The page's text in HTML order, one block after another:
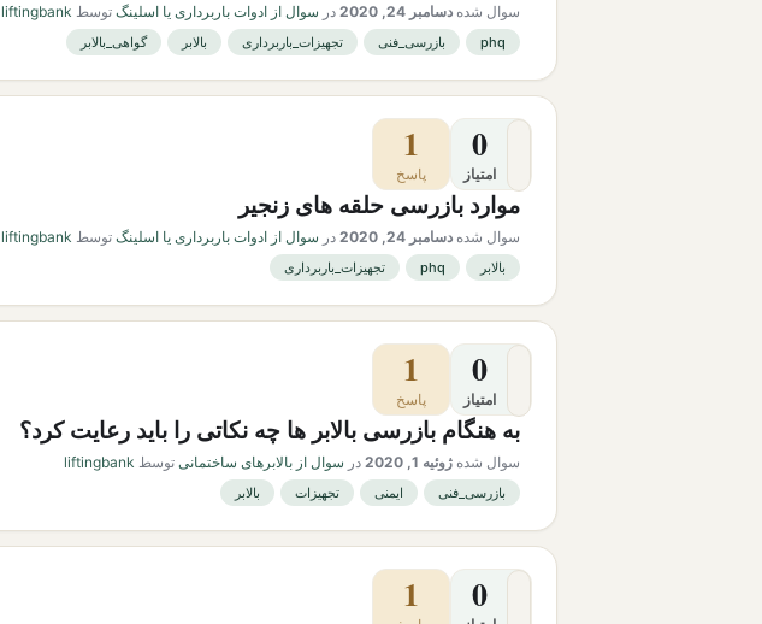
سوال شده دسامبر 24, 2020 در سوال از ادوات باربرداری یا اسلینگ توسط liftingbank
phq بازرسی_فنی تجهیزات_باربرداری بالابر گواهی_بالابر
0
امتیاز
1
پاسخ
موارد بازرسی حلقه های زنجیر
سوال شده دسامبر 24, 2020 در سوال از ادوات باربرداری یا اسلینگ توسط liftingbank
بالابر phq تجهیزات_باربرداری
0
امتیاز
1
پاسخ
به هنگام بازرسی بالابر ها چه نکاتی را باید رعایت کرد؟
سوال شده ژوئیه 1, 2020 در سوال از بالابرهای ساختمانی توسط liftingbank
بازرسی_فنی ایمنی تجهیزات بالابر
0
1